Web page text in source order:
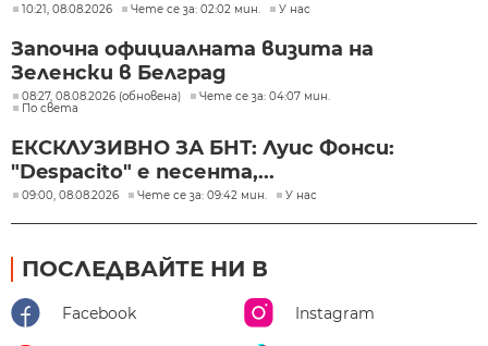
10:21, 08.08.2026 Чете се за: 02:02 мин. У нас
Започна официалната визита на
Зеленски в Белград
08:27, 08.08.2026 (обновена)
Чете се за: 04:07 мин.
По света
ЕКСКЛУЗИВНО ЗА БНТ: Луис Фонси:
"Despacito" е песента,...
09:00, 08.08.2026 Чете се за: 09:42 мин. У нас
ПОСЛЕДВАЙТЕ НИ В
Facebook Instagram